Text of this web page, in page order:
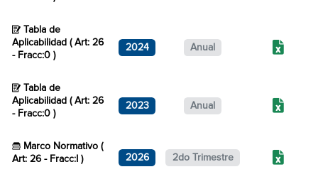
Tabla de
Aplicabilidad ( Art: 26
- Fracc:0 )
2024 Anual
Tabla de
Aplicabilidad ( Art: 26
- Fracc:0 )
2023 Anual
Marco Normativo (
Art: 26 - Fracc:I )
2026 2do Trimestre